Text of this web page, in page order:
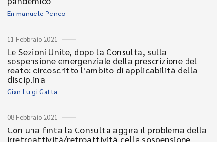
Emmanuele Penco
11 Febbraio 2021
Le Sezioni Unite, dopo la Consulta, sulla
sospensione emergenziale della prescrizione del
reato: circoscritto l'ambito di applicabilità della
disciplina
Gian Luigi Gatta
08 Febbraio 2021
Con una finta la Consulta aggira il problema della
irretroattività/retroattività della sospensione